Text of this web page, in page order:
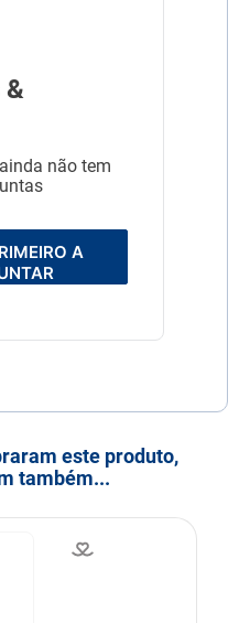
&
não tem
A
este produto,
também...